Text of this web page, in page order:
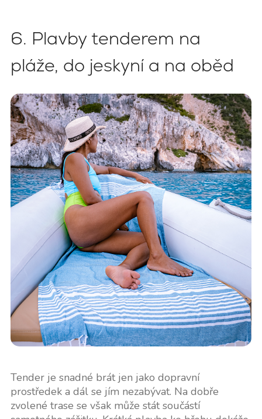
6. Plavby tenderem na
pláže, do jeskyní a na oběd
Tender je snadné brát jen jako dopravní
prostředek a dál se jím nezabývat. Na dobře
zvolené trase se však může stát součástí